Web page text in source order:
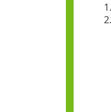
1.
2.